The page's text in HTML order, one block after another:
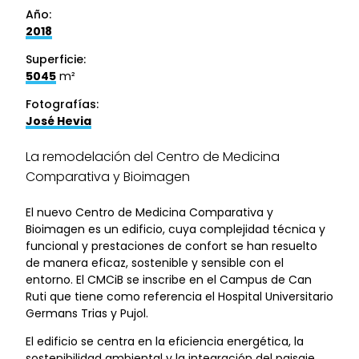
Año:
2018
Superficie:
5045 m²
Fotografías:
José Hevia
La remodelación del Centro de Medicina
Comparativa y Bioimagen
El nuevo Centro de Medicina Comparativa y
Bioimagen es un edificio, cuya complejidad técnica y
funcional y prestaciones de confort se han resuelto
de manera eficaz, sostenible y sensible con el
entorno. El CMCiB se inscribe en el Campus de Can
Ruti que tiene como referencia el Hospital Universitario
Germans Trias y Pujol.
El edificio se centra en la eficiencia energética, la